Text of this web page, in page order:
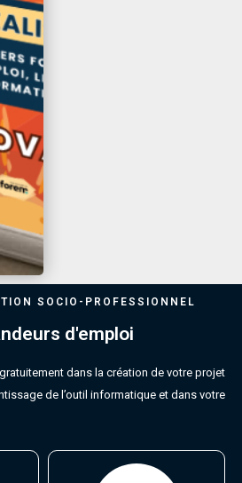
SOCIO-PROFESSIONNEL
d'emploi
dans la création de votre projet
de l’outil informatique et dans votre